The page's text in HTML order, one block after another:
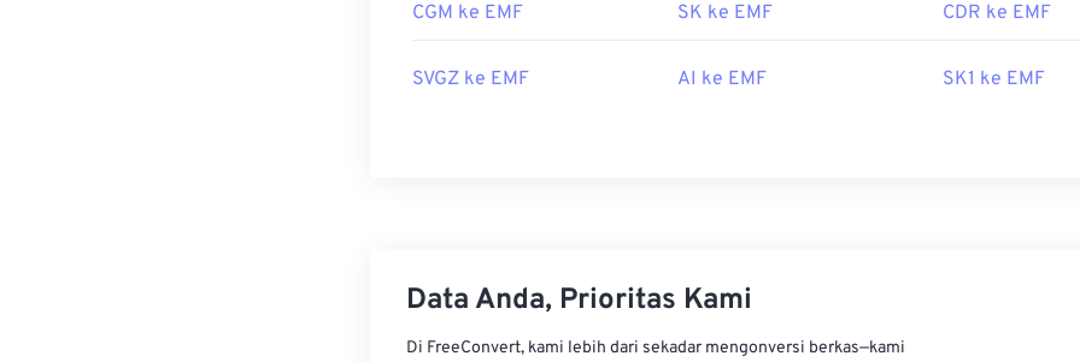
CGM ke EMF SK ke EMF CDR ke EMF
SVGZ ke EMF AI ke EMF SK1 ke EMF
Data Anda, Prioritas Kami
Di FreeConvert, kami lebih dari sekadar mengonversi berkas—kami